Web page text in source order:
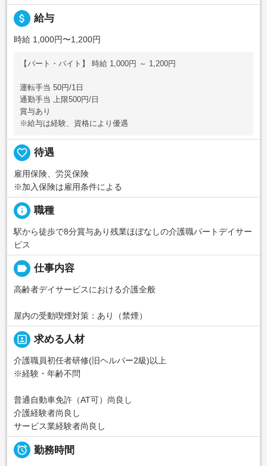
attach_money 給与
時給 1,000円〜1,200円
【パート・バイト】 時給 1,000円 ～ 1,200円
運転手当 50円/1日
通勤手当 上限500円/日
賞与あり
※給与は経験、資格により優遇
favorite_border 待遇
雇用保険、労災保険
※加入保険は雇用条件による
info 職種
駅から徒歩で8分賞与あり残業ほぼなしの介護職パートデイサー
ビス
label 仕事内容
高齢者デイサービスにおける介護全般
屋内の受動喫煙対策：あり（禁煙）
portrait 求める人材
介護職員初任者研修(旧ヘルパー2級)以上
※経験・年齢不問
普通自動車免許（AT可）尚良し
介護経験者尚良し
サービス業経験者尚良し
 勤務時間